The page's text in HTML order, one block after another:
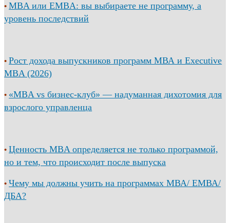
•MBA или EMBA: вы выбираете не программу, а
уровень последствий
•Рост дохода выпускников программ МВА и Executive
MBA (2026)
• «MBA vs бизнес-клуб» — надуманная дихотомия для
взрослого управленца
•Ценность MBA определяется не только программой,
но и тем, что происходит после выпуска
• Чему мы должны учить на программах МВА/ ЕМВА/
ДБА?